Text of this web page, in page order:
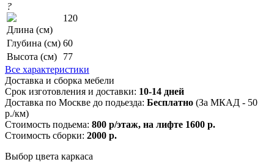
?
Длина (см)
120
Глубина (см) 60
Высота (см)
77
Все характеристики
Доставка и сборка мебели
Срок изготовления и доставки: 10-14 дней
Доставка по Москве до подьезда: Бесплатно (За МКАД - 50
р./км)
Стоимость подьема: 800 р/этаж, на лифте 1600 р.
Стоимость сборки: 2000 р.
Выбор цвета каркаса